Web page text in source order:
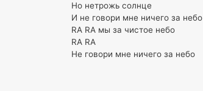
Но нетрожь солнце
И не говори мне ничего за небо
RA RA мы за чистое небо
RA RA
Не говори мне ничего за небо